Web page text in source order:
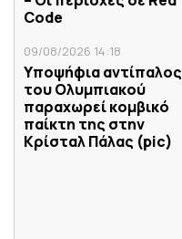
Code
09/08/2026 14:18
Υποψήφια αντίπαλος
του Ολυμπιακού
παραχωρεί κομβικό
παίκτη της στην
Κρίσταλ Πάλας (pic)